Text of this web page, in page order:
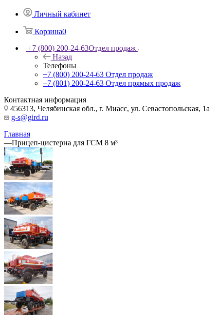
Личный кабинет
Корзина0
+7 (800) 200-24-63Отдел продаж
Назад
Телефоны
+7 (800) 200-24-63 Отдел продаж
+7 (801) 200-24-63 Отдел прямых продаж
Контактная информация
456313, Челябинская обл., г. Миасс, ул. Севастопольская, 1а
g-s@gird.ru
Главная
—Прицеп-цистерна для ГСМ 8 м³